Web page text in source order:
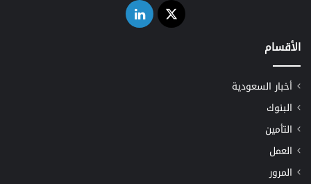
‫X لينكدإن
الأقسام
أخبار السعودية
البنوك
التأمين
العمل
المرور